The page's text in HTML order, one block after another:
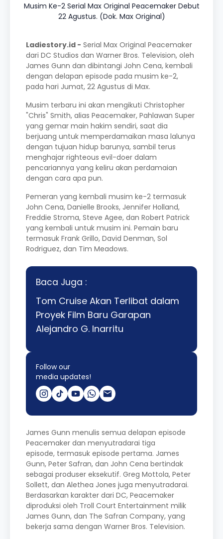
Musim Ke-2 Serial Max Original Peacemaker Debut
22 Agustus. (Dok. Max Original)
Ladiestory.id - Serial Max Original Peacemaker
dari DC Studios dan Warner Bros. Television, oleh
James Gunn dan dibintangi John Cena, kembali
dengan delapan episode pada musim ke-2,
pada hari Jumat, 22 Agustus di Max.
Musim terbaru ini akan mengikuti Christopher
"Chris" Smith, alias Peacemaker, Pahlawan Super
yang gemar main hakim sendiri, saat dia
berjuang untuk memperdamaikan masa lalunya
dengan tujuan hidup barunya, sambil terus
menghajar righteous evil-doer dalam
pencariannya yang keliru akan perdamaian
dengan cara apa pun.
Pemeran yang kembali musim ke-2 termasuk
John Cena, Danielle Brooks, Jennifer Holland,
Freddie Stroma, Steve Agee, dan Robert Patrick
yang kembali untuk musim ini. Pemain baru
termasuk Frank Grillo, David Denman, Sol
Rodriguez, dan Tim Meadows.
Baca Juga :
Tom Cruise Akan Terlibat dalam
Proyek Film Baru Garapan
Alejandro G. Inarritu
Follow our
media updates!
James Gunn menulis semua delapan episode
Peacemaker dan menyutradarai tiga
episode, termasuk episode pertama. James
Gunn, Peter Safran, dan John Cena bertindak
sebagai produser eksekutif. Greg Mottola, Peter
Sollett, dan Alethea Jones juga menyutradarai.
Berdasarkan karakter dari DC, Peacemaker
diproduksi oleh Troll Court Entertainment milik
James Gunn, dan The Safran Company, yang
bekerja sama dengan Warner Bros. Television.